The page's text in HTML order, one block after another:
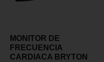
MONITOR DE
FRECUENCIA
CARDIACA BRYTON